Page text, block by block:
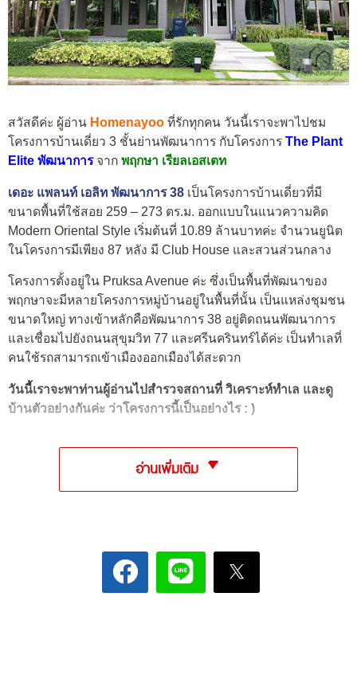
สวัสดีค่ะ ผู้อ่าน Homenayoo ที่รักทุกคน วันนี้เราจะพาไปชม
โครงการบ้านเดี่ยว 3 ชั้นย่านพัฒนาการ กับโครงการ The Plant
Elite พัฒนาการจาก พฤกษา เรียลเอสเตท
เดอะ แพลนท์ เอลิท พัฒนาการ 38 เป็นโครงการบ้านเดี่ยวที่มี
ขนาดพื้นที่ใช้สอย 259 – 273 ตร.ม. ออกแบบในแนวความคิด
Modern Oriental Style เริ่มต้นที่ 10.89 ล้านบาทค่ะ จำนวนยูนิต
ในโครงการมีเพียง 87 หลัง มี Club House และสวนส่วนกลาง
โครงการตั้งอยู่ใน Pruksa Avenue ค่ะ ซึ่งเป็นพื้นที่พัฒนาของ
พฤกษาจะมีหลายโครงการหมู่บ้านอยู่ในพื้นที่นั้น เป็นแหล่งชุมชน
ขนาดใหญ่ ทางเข้าหลักคือพัฒนาการ 38 อยู่ติดถนนพัฒนาการ
และเชื่อมไปยังถนนสุขุมวิท 77 และศรีนครินทร์ได้ค่ะ เป็นทำเลที่
คนใช้รถสามารถเข้าเมืองออกเมืองได้สะดวก
วันนี้เราจะพาท่านผู้อ่านไปสำรวจสถานที่ วิเคราะห์ทำเล และดู
บ้านตัวอย่างกันค่ะ ว่าโครงการนี้เป็นอย่างไร : )
อ่านเพิ่มเติม